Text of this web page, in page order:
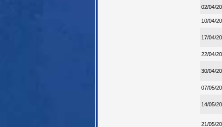
02/04/
10/04/
17/04/
22/04/
30/04/
07/05/
14/05/
21/05/